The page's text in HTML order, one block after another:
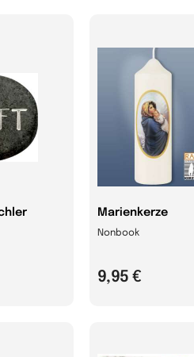
Marienkerze
Nonbook
9,95 €